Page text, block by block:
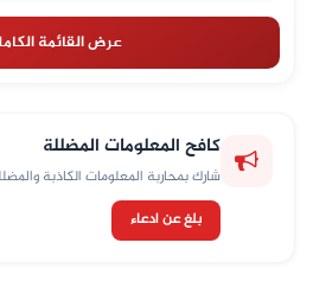
عرض القائمة
كافح المعلومات المضللة
شارك بمحاربة المعلومات الكاذبة
بلغ عن ادعاء